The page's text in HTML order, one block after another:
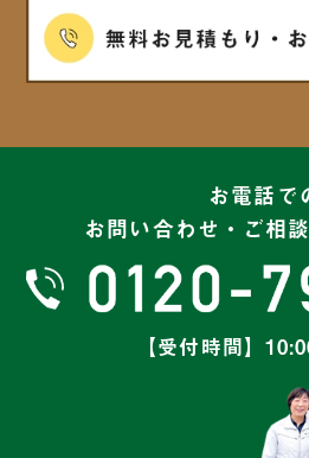
お電話で
お問い合わせ・ご相
【受付時間】